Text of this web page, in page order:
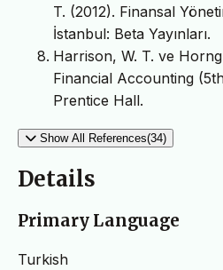
T. (2012). Finansal
İstanbul: Beta Yayınları.
Harrison, W. T. ve
Financial Accounting
Prentice Hall.
Show All References(34)
Details
Primary Language
Turkish